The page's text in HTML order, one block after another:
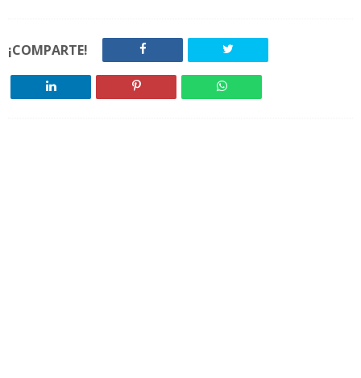
¡COMPARTE!